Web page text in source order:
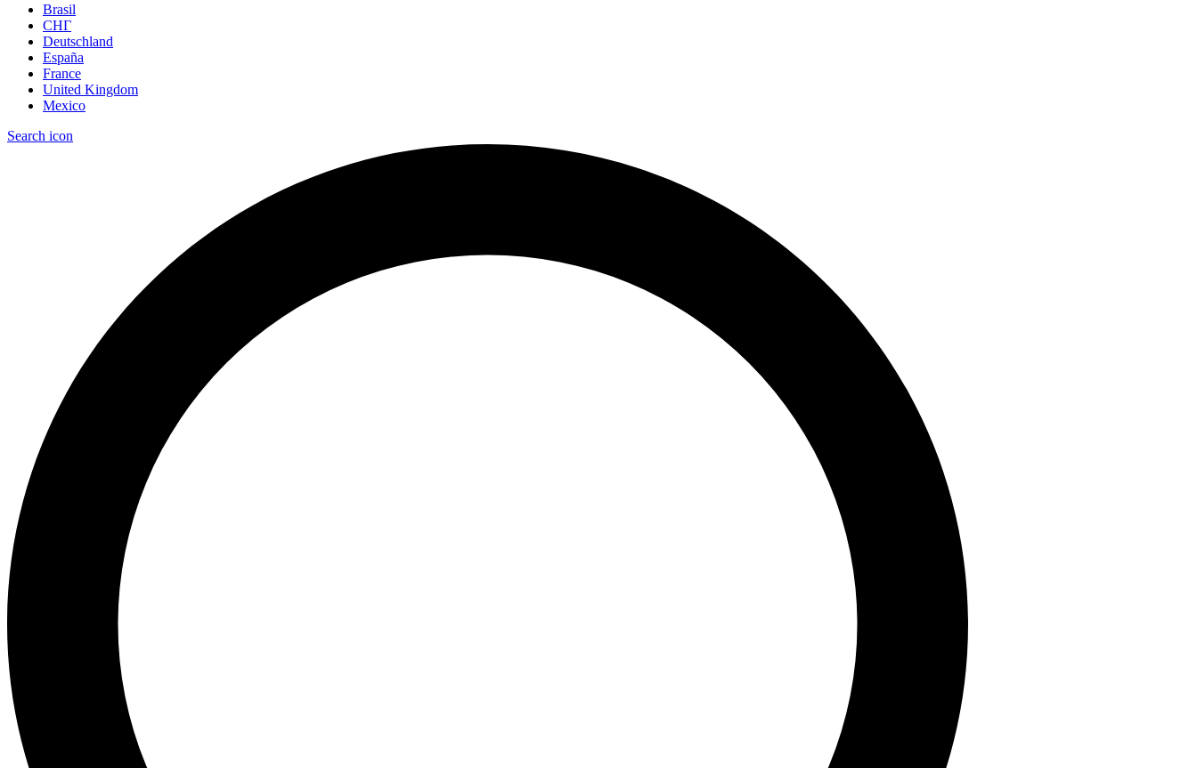
Brasil
СНГ
Deutschland
España
France
United Kingdom
Mexico
Search icon